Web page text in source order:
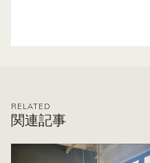
RELATED
関連記事